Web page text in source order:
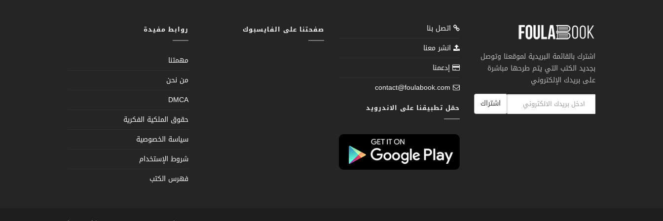
اشترك بالقائمة البريدية لموقعنا وتوصل
بجديد الكتب التي يتم طرحها مباشرة
على بريدك الإلكتروني
اشتراك
اتصل بنا
انشر معنا
إدعمنا
contact@foulabook.com
حمّل تطبيقنا على الاندرويد
صفحتنا على الفايسبوك روابط مفيدة
مهمتنا
من نحن
DMCA
حقوق الملكية الفكرية
سياسة الخصوصية
شروط الإستخدام
فهرس الكتب